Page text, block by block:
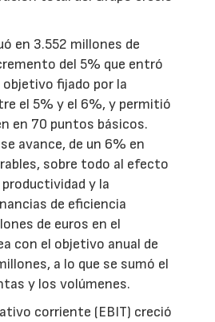
en 3.552 millones de
del 5% que entró
fijado por la
el 5% y el 6%, y permitió
en 70 puntos básicos.
avance, de un 6% en
sobre todo al efecto
y la
de eficiencia
de euros en el
con el objetivo anual de
a lo que se sumó el
y los volúmenes.
corriente (EBIT) creció